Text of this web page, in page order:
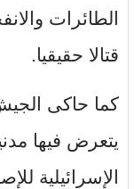
الطائرات
قتالا حقيقيا.
كما حاكى
يتعرض فيها
الإسرائيلية